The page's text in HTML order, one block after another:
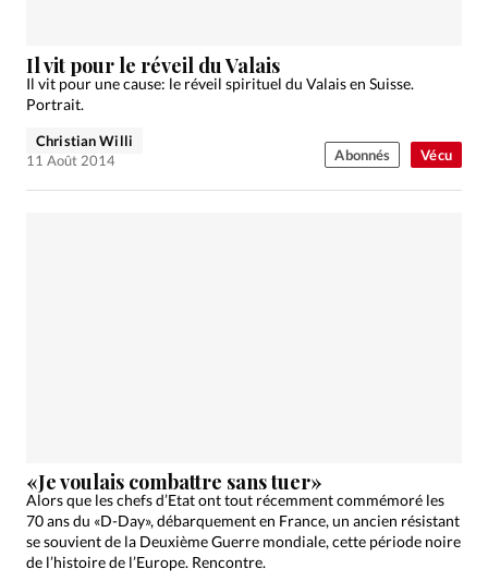
Vécu
Il vit pour le réveil du Valais
Il vit pour une cause: le réveil spirituel du Valais en Suisse.
Portrait.
Christian Willi
11 Août 2014
Abonnés
«Je voulais combattre sans tuer»
Alors que les chefs d’Etat ont tout récemment commémoré les
70 ans du «D-Day», débarquement en France, un ancien résistant
se souvient de la Deuxième Guerre mondiale, cette période noire
de l’histoire de l’Europe. Rencontre.